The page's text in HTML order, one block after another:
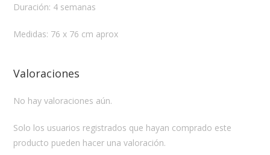
Duración: 4 semanas
Medidas: 76 x 76 cm aprox
Valoraciones
No hay valoraciones aún.
Solo los usuarios registrados que hayan comprado este
producto pueden hacer una valoración.